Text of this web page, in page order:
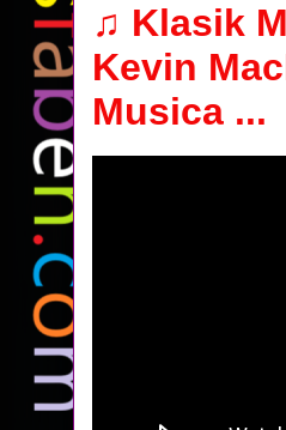
♫ Klasik
Kevin
Musica ...